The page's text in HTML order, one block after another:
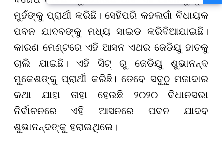
ମୁହଁଙ୍କୁ ପ୍ରାର୍ଥୀ କରିଛି। ସେହିପରି କହଲଗାଁ ବିଧାୟକ
ପବନ ଯାଦବଙ୍କୁ ମଧ୍ୟ ସାଇଡ କରିଦିଆଯାଇଛି।
କାରଣ ମେଣ୍ଟରେ ଏହି ଆସନ ଏଥର ଜେଡିୟୁ ହାତକୁ
ଚାଲି ଯାଇଛି। ଏହି ସିଟ୍ ରୁ ଜେଡିୟୁ ଶୁଭାନନ୍ଦ
ମୁକେଶଙ୍କୁ ପ୍ରାର୍ଥୀ କରିଛି। ତେବେ ସବୁଠୁ ମଜାଦାର
କଥା ଯାହା ତାହା ହେଉଛି ୨୦୨୦ ବିଧାନସଭା
ନିର୍ବାଚନରେ ଏହି ଆସନରେ ପବନ ଯାଦବ
ଶୁଭାନନ୍ଦଙ୍କୁ ହରାଇଥିଲେ।
ବନ୍ୟା ଭୟ